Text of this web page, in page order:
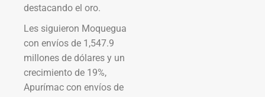
destacando el oro.
Les siguieron Moquegua
con envíos de 1,547.9
millones de dólares y un
crecimiento de 19%,
Apurímac con envíos de